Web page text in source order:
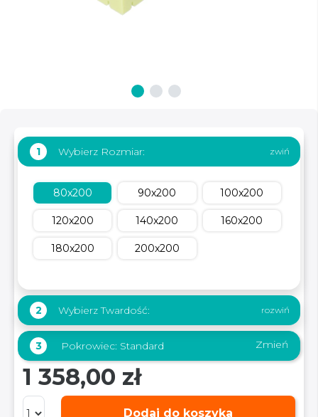
1 Wybierz Rozmiar:
80x200 90x200 100x200
120x200 140x200 160x200
180x200 200x200
2 Wybierz Twardość:
3 Pokrowiec: Standard Zmień
1 358,00 zł
Dodaj do koszyka